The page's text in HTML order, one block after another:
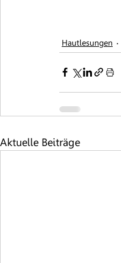
Hautlesungen
Aktuelle Beiträge